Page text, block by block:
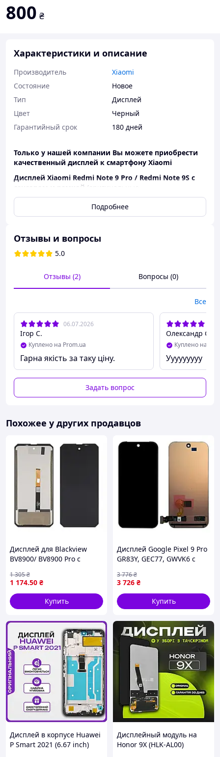
800 ₴
Характеристики и описание
Производитель
Xiaomi
Состояние
Новое
Тип
Дисплей
Цвет
Черный
Гарантийный срок
180 дней
Только у нашей компании Вы можете приобрести
качественный дисплей к смартфону Xiaomi
Дисплей Xiaomi Redmi Note 9 Pro / Redmi Note 9S с
сенсором и рамкой (оригинальные
комплектующие)изготовлен по всем стандартам и
технологиям производства Xiaomi, незначительно
отличается от оригинала и является более бюджетной
Мы предлагаем запчасти с гарантией 180 дней.
Также в нашей компании большой ассортимент других
Обращайтесь, мы рады каждому клиенту и всегда с
удовольствием Вам поможем и ответим на все Ваши
Подробнее
Отзывы и вопросы
5.0
Отзывы (2) Вопросы (0)
Все
06.07.2026
Ігор С.
Куплено на Prom.ua
Гарна якість за таку ціну.
Олександр С.
Куплено на
Ууууууууу
Задать вопрос
Похожее у других продавцов
Дисплей для Blackview
BV8900/ BV8900 Pro с
1 174.50 ₴
1 305₴
Купить
Дисплей Google Pixel 9 Pro
GR83Y, GEC77, GWVK6 с
черный OLED
3 726 ₴
3 776₴
Купить
Дисплей в корпусе Huawei
P Smart 2021 (6.67 inch)
Дисплейный модуль на
Honor 9X (HLK-AL00)